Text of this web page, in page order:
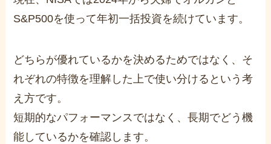
S&P500を使って年初一括投資を続けています。
どちらが優れているかを決めるためではなく、そ
れぞれの特徴を理解した上で使い分けるという考
え方です。
短期的なパフォーマンスではなく、長期でどう機
能しているかを確認します。